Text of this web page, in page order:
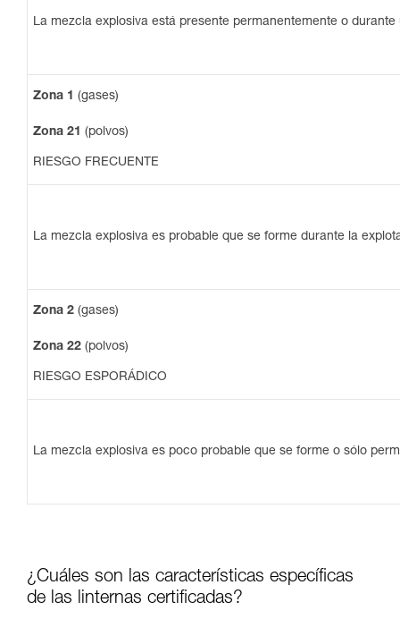
La mezcla explosiva está presente permanentemente o
Zona 1 (gases)
Zona 21 (polvos)
RIESGO FRECUENTE
La mezcla explosiva es probable que se forme durante la
Zona 2 (gases)
Zona 22 (polvos)
RIESGO ESPORÁDICO
La mezcla explosiva es poco probable que se forme o sólo
¿Cuáles son las características específicas
de las linternas certificadas?